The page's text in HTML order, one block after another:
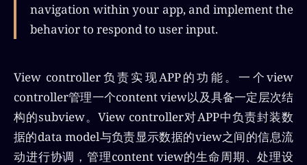
navigation within your app, and implement the
behavior to respond to user input.
View controller负责实现APP的功能。一个view
controller管理一个content view以及具备一定层次结
构的subview。View controller对APP中负责封装数
据的data model与负责显示数据的view之间的信息流
动进行协调，管理content view的生命周期、处理设